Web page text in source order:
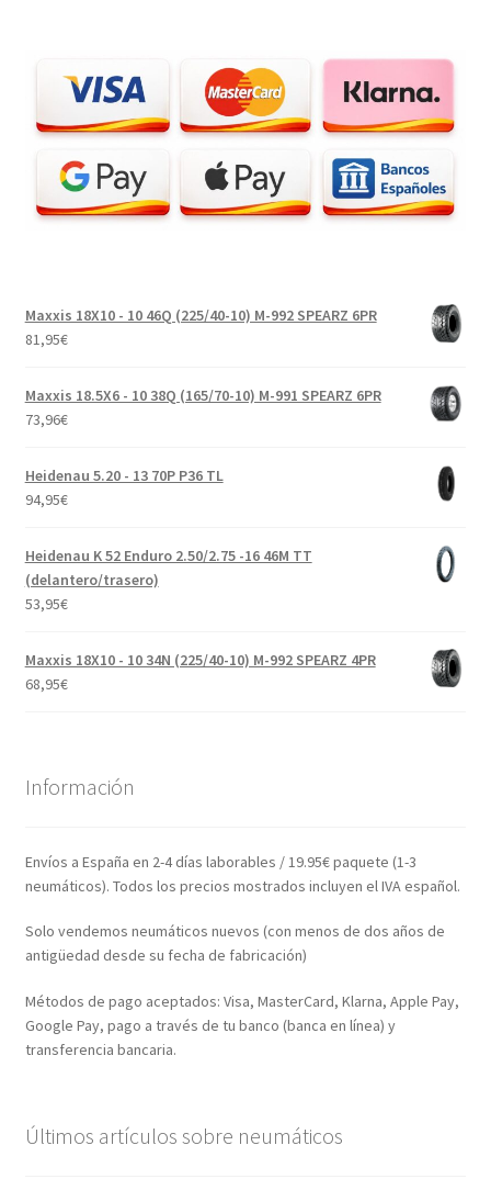
Maxxis 18X10 - 10 46Q (225/40-10) M-992 SPEARZ 6PR
81,95€
Maxxis 18.5X6 - 10 38Q (165/70-10) M-991 SPEARZ 6PR
73,96€
Heidenau 5.20 - 13 70P P36 TL
94,95€
Heidenau K 52 Enduro 2.50/2.75 -16 46M TT
(delantero/trasero)
53,95€
Maxxis 18X10 - 10 34N (225/40-10) M-992 SPEARZ 4PR
68,95€
Información
Envíos a España en 2-4 días laborables / 19.95€ paquete (1-3
neumáticos). Todos los precios mostrados incluyen el IVA español.
Solo vendemos neumáticos nuevos (con menos de dos años de
antigüedad desde su fecha de fabricación)
Métodos de pago aceptados: Visa, MasterCard, Klarna, Apple Pay,
Google Pay, pago a través de tu banco (banca en línea) y
transferencia bancaria.
Últimos artículos sobre neumáticos